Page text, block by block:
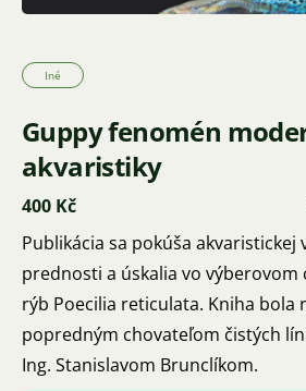
Iné
Guppy fenomén
akvaristiky
400 Kč
Publikácia sa pokúša
prednosti a úskalia vo výberovom
rýb Poecilia reticulata. Kniha bola
popredným chovateľom čistých
Ing. Stanislavom Brunclíkom.